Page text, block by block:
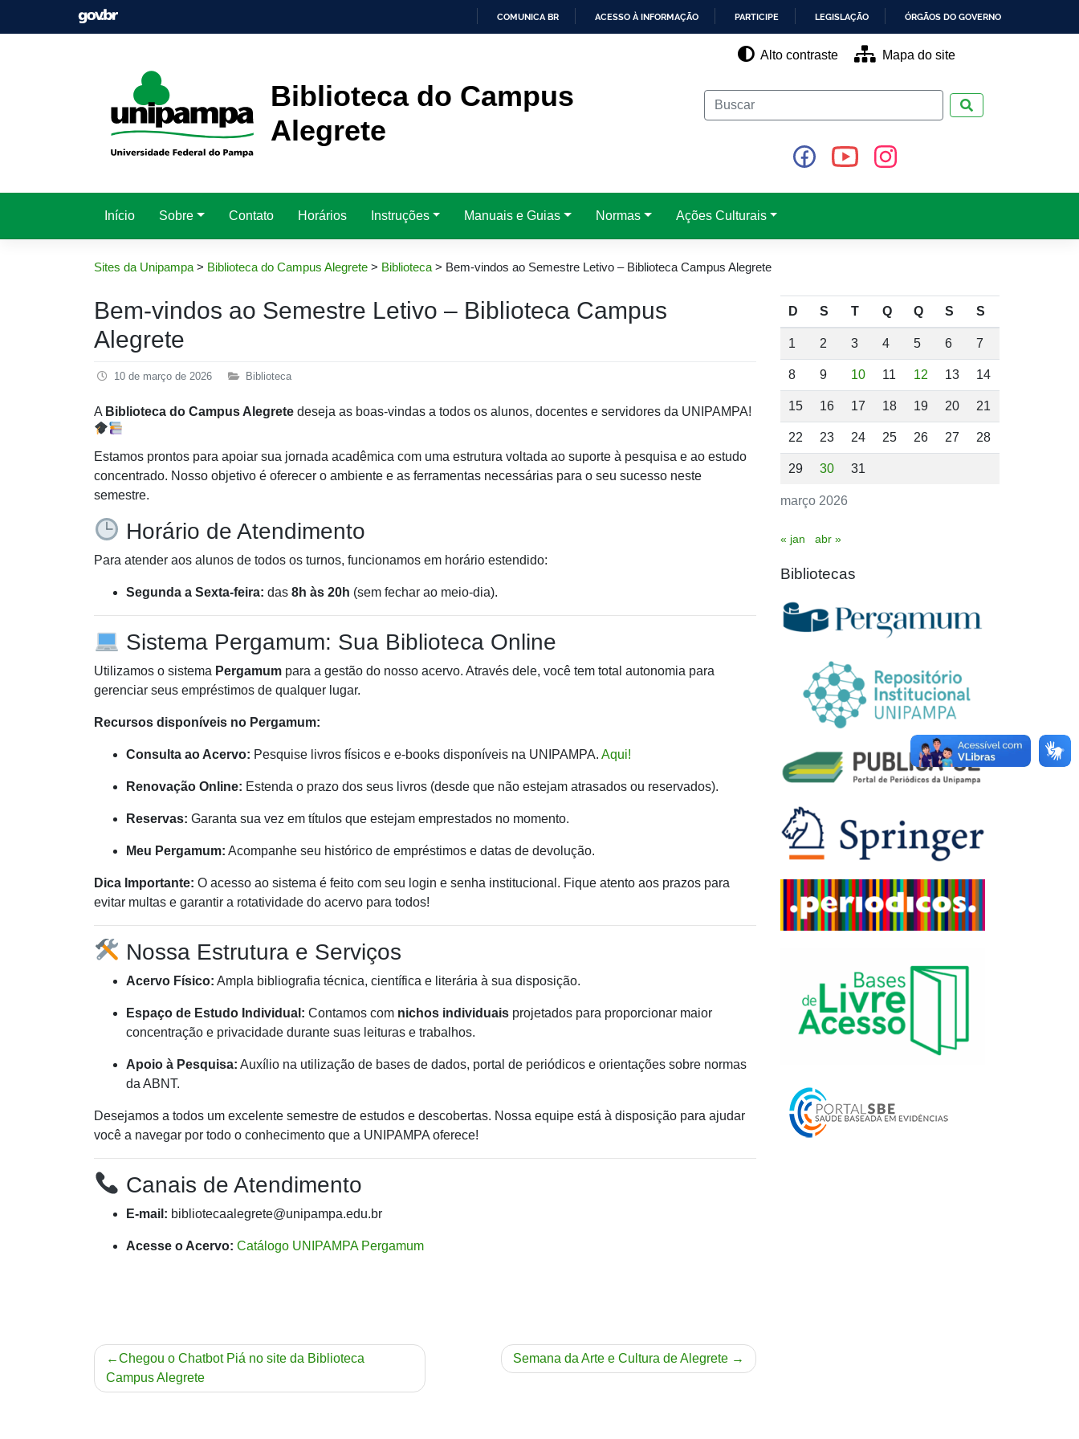
COMUNICA BR ACESSO À INFORMAÇÃO PARTICIPE LEGISLAÇÃO ÓRGÃOS DO GOVERNO
Biblioteca do Campus
Alegrete
Alto contraste Mapa do site
Início Sobre Contato Horários Instruções Manuais e Guias Normas Ações Culturais
Sites da Unipampa> Biblioteca do Campus Alegrete > Biblioteca> Bem-vindos ao Semestre Letivo – Biblioteca Campus Alegrete
Bem-vindos ao Semestre Letivo – Biblioteca Campus
Alegrete
10 de março de 2026 Biblioteca
A Biblioteca do Campus Alegrete deseja as boas-vindas a todos os alunos, docentes e servidores da UNIPAMPA!
Estamos prontos para apoiar sua jornada acadêmica com uma estrutura voltada ao suporte à pesquisa e ao estudo
concentrado. Nosso objetivo é oferecer o ambiente e as ferramentas necessárias para o seu sucesso neste
semestre.
Horário de Atendimento
Para atender aos alunos de todos os turnos, funcionamos em horário estendido:
Segunda a Sexta-feira: das 8h às 20h (sem fechar ao meio-dia).
Sistema Pergamum: Sua Biblioteca Online
Utilizamos o sistema Pergamum para a gestão do nosso acervo. Através dele, você tem total autonomia para
gerenciar seus empréstimos de qualquer lugar.
Recursos disponíveis no Pergamum:
Consulta ao Acervo: Pesquise livros físicos e e-books disponíveis na UNIPAMPA. Aqui!
Renovação Online: Estenda o prazo dos seus livros (desde que não estejam atrasados ou reservados).
Reservas: Garanta sua vez em títulos que estejam emprestados no momento.
Meu Pergamum: Acompanhe seu histórico de empréstimos e datas de devolução.
Dica Importante: O acesso ao sistema é feito com seu login e senha institucional. Fique atento aos prazos para
evitar multas e garantir a rotatividade do acervo para todos!
Nossa Estrutura e Serviços
Acervo Físico: Ampla bibliografia técnica, científica e literária à sua disposição.
Espaço de Estudo Individual: Contamos com nichos individuais projetados para proporcionar maior
concentração e privacidade durante suas leituras e trabalhos.
Apoio à Pesquisa: Auxílio na utilização de bases de dados, portal de periódicos e orientações sobre normas
da ABNT.
Desejamos a todos um excelente semestre de estudos e descobertas. Nossa equipe está à disposição para ajudar
você a navegar por todo o conhecimento que a UNIPAMPA oferece!
Canais de Atendimento
E-mail: bibliotecaalegrete@unipampa.edu.br
Acesse o Acervo: Catálogo UNIPAMPA Pergamum
Navegação
de
Chegou o Chatbot Piá no site da Biblioteca
Campus Alegrete
Semana da Arte e Cultura de Alegrete
março 2026
D S T Q Q S S
1 2 3 4 5 6 7
8 9 10 11 12 13 14
15 16 17 18 19 20 21
22 23 24 25 26 27 28
29 30 31
« jan abr »
Bibliotecas